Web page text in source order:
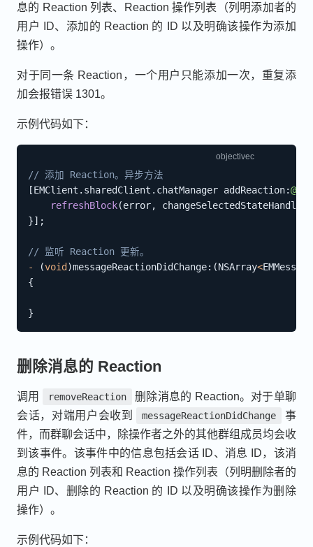
息的 Reaction 列表、Reaction 操作列表（列明添加者的
用户 ID、添加的 Reaction 的 ID 以及明确该操作为添加
操作）。
对于同一条 Reaction，一个用户只能添加一次，重复添
加会报错误 1301。
示例代码如下：
// 添加 Reaction。异步方法
[EMClient . sharedClient . chatManager addReaction:
refreshBlock(error, changeSelectedStateHandle
}] ;
// 监听 Reaction 更新。
-
(void)messageReactionDidChange: (NSArray<
{
}
删除消息的 Reaction
调用 removeReaction
删除消息的 Reaction。对于单聊
会话，对端用户会收到
messageReactionDidChange
事
件，而群聊会话中，除操作者之外的其他群组成员均会收
到该事件。该事件中的信息包括会话 ID、消息 ID，该消
息的 Reaction 列表和 Reaction 操作列表（列明删除者的
用户 ID、删除的 Reaction 的 ID 以及明确该操作为删除
操作）。
示例代码如下：